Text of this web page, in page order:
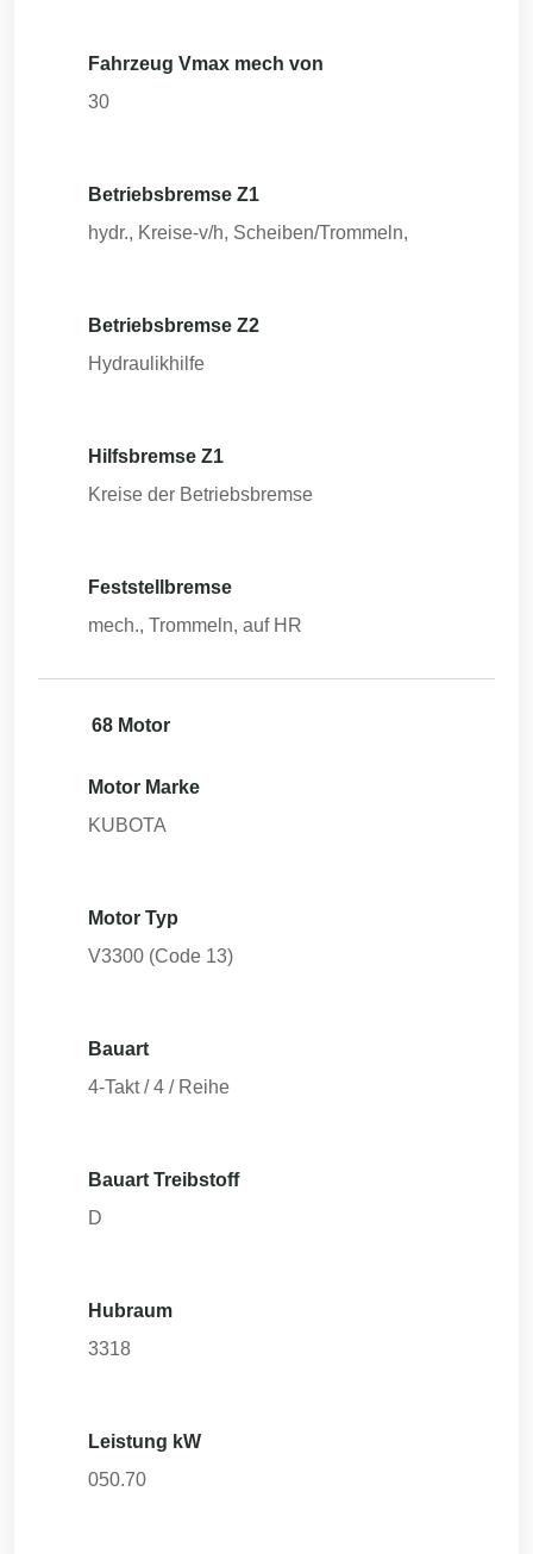
Fahrzeug Vmax mech von
30
Betriebsbremse Z1
hydr., Kreise-v/h, Scheiben/Trommeln,
Betriebsbremse Z2
Hydraulikhilfe
Hilfsbremse Z1
Kreise der Betriebsbremse
Feststellbremse
mech., Trommeln, auf HR
68 Motor
Motor Marke
KUBOTA
Motor Typ
V3300 (Code 13)
Bauart
4-Takt / 4 / Reihe
Bauart Treibstoff
D
Hubraum
3318
Leistung kW
050.70